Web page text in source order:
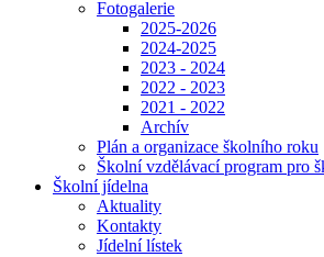
Fotogalerie
2025-2026
2024-2025
2023 - 2024
2022 - 2023
2021 - 2022
Archív
Plán a organizace školního roku
Školní vzdělávací program pro
Školní jídelna
Aktuality
Kontakty
Jídelní lístek